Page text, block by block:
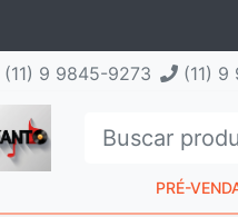
(11) 9 9845-9273 (11)
PRÉ-